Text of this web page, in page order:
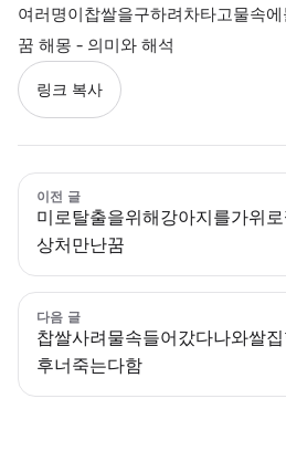
여러명이찹쌀을구하려차타고물속
꿈 해몽 - 의미와 해석
링크 복사
이전 글
미로탈출을위해강아지를가위
상처만난꿈
다음 글
찹쌀사려물속들어갔다나와쌀
후너죽는다함